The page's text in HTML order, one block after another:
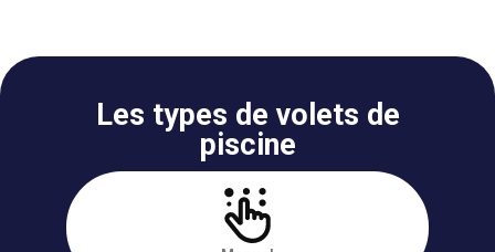
Les types de volets de
piscine